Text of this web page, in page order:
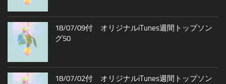
18/07/09付 オリジナルiTunes週間トップソン
グ50
18/07/02付 オリジナルiTunes週間トップソン